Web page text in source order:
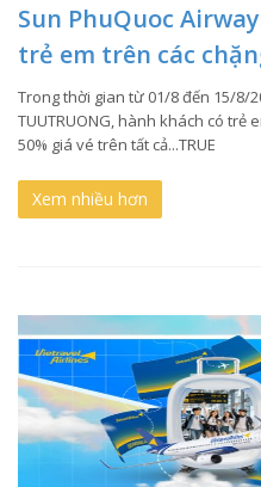
Sun PhuQuoc
trẻ em trên các
Trong thời gian từ 01/8 đến 15/8/
TUUTRUONG, hành khách có trẻ
50% giá vé trên tất cả...TRUE
Xem nhiều hơn